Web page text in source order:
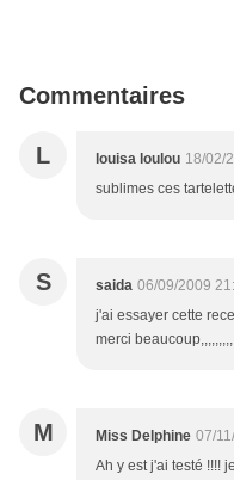
Commentaires
L louisa loulou 18/02/
sublimes ces
S saida 06/09/2009
j'ai essayer cette
merci
M Miss Delphine 07/
Ah y est j'ai testé !!!!